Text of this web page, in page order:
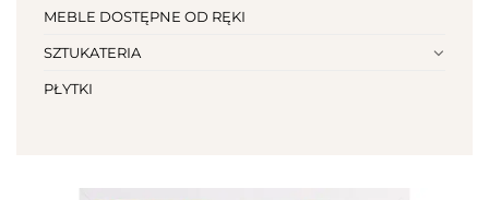
MEBLE DOSTĘPNE OD RĘKI
SZTUKATERIA
PŁYTKI